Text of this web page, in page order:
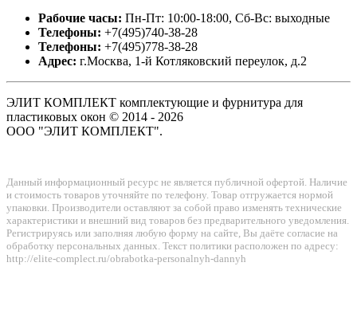
Рабочие часы: Пн-Пт: 10:00-18:00, Сб-Вс: выходные
Телефоны: +7(495)740-38-28
Телефоны: +7(495)778-38-28
Адрес: г.Москва, 1-й Котляковский переулок, д.2
ЭЛИТ КОМПЛЕКТ комплектующие и фурнитура для
пластиковых окон © 2014 - 2026
ООО "ЭЛИТ КОМПЛЕКТ".
Данный информационный ресурс не является публичной офертой. Наличие
и стоимость товаров уточняйте по телефону. Товар отгружается нормой
упаковки. Производители оставляют за собой право изменять технические
характеристики и внешний вид товаров без предварительного уведомления.
Регистрируясь или заполняя любую форму на сайте, Вы даёте согласие на
обработку персональных данных. Текст политики расположен по адресу:
http://elite-complect.ru/obrabotka-personalnyh-dannyh